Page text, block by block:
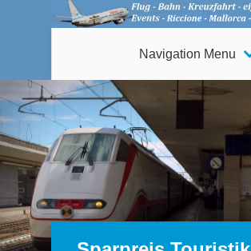
Navigation Menu